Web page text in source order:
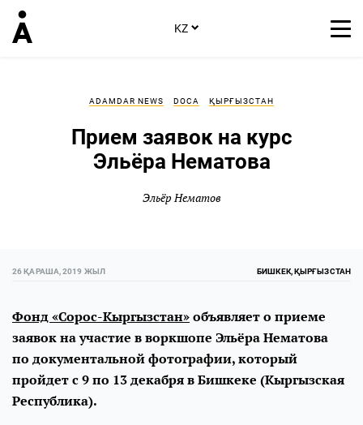
KZ
ADAMDAR NEWS DOCA ҚЫРҒЫЗСТАН
Прием заявок на курс
Эльёра Нематова
Эльёр Нематов
26 ҚАРАША, 2019 ЖЫЛ БИШКЕК, ҚЫРҒЫЗСТАН
Фонд «Сорос-Кыргызстан»объявляет о приеме
заявок на участие в воркшопе Эльёра Нематова
по документальной фотографии, который
пройдет с 9 по 13 декабря в Бишкеке (Кыргызская
Республика).